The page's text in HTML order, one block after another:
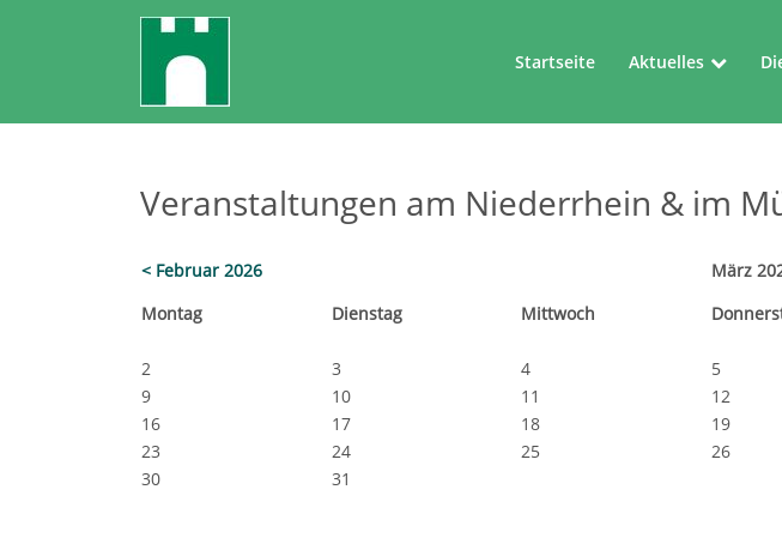
Startseite Aktuelles
Veranstaltungen
Veranstaltungen am Niederrhein & im
< Februar 2026 März
Montag Dienstag Mittwoch Do
2
3 4 5
9
10 11 12
16
17 18 19
23
24 25 26
30
31